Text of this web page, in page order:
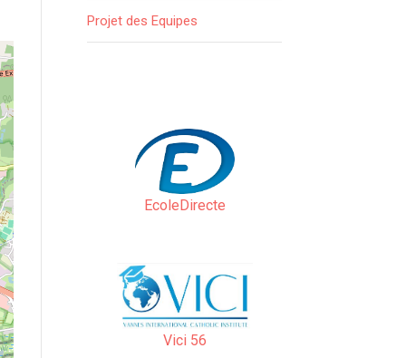
Projet des Equipes
EcoleDirecte
Vici 56